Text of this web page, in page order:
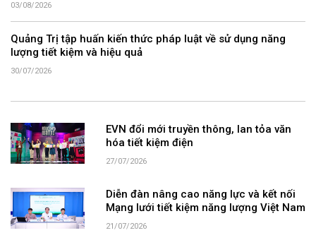
03/08/2026
Quảng Trị tập huấn kiến thức pháp luật về sử dụng năng
lượng tiết kiệm và hiệu quả
30/07/2026
EVN đổi mới truyền thông, lan tỏa văn
hóa tiết kiệm điện
27/07/2026
Diễn đàn nâng cao năng lực và kết nối
Mạng lưới tiết kiệm năng lượng Việt Nam
21/07/2026